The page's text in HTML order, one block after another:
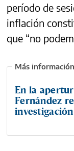
período de
inflación
que “no
En la
Fernández